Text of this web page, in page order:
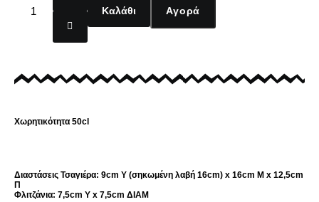
Αγορά
Καλάθι
Χωρητικότητα 50cl
Διαστάσεις Τσαγιέρα: 9cm Υ (σηκωμένη λαβή 16cm) x 16cm Μ x 12,5cm
Π
Φλιτζάνια: 7,5cm Υ x 7,5cm ΔΙΑΜ